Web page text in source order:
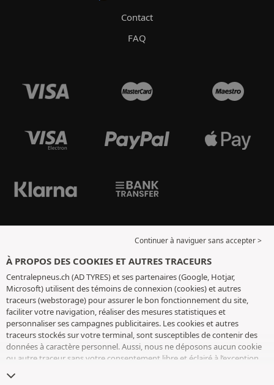
Contact
FAQ
Continuer à naviguer sans accepter >
À PROPOS DES COOKIES ET AUTRES TRACEURS
Centralepneus.ch (AD TYRES) et ses partenaires (Google, Hotjar,
Microsoft) utilisent des témoins de connexion (cookies) et autres
traceurs (webstorage) pour assurer le bon fonctionnement du site,
faciliter votre navigation, réaliser des mesures statistiques et
personnaliser ses campagnes publicitaires. Les cookies et autres
traceurs stockés sur votre terminal, sont susceptibles de contenir des
données à caractère personnel. Aussi, nous ne déposons aucun cookie
ou autre traceur sans votre consentement libre et éclairé à l’exception
conservons votre choix pendant 6 mois. Vous pouvez retirer votre